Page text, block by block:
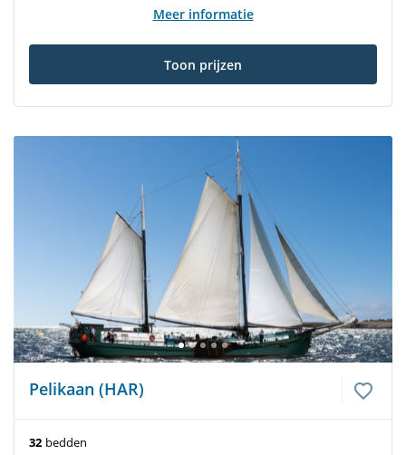
Meer informatie
Toon prijzen
Pelikaan (HAR)
32 bedden